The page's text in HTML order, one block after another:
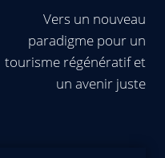
Vers un nouveau
paradigme pour un
tourisme régénératif et
un avenir juste